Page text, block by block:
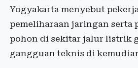
Yogyakarta menyebut
pemeliharaan jaringan serta
pohon di sekitar jalur listrik
gangguan teknis di